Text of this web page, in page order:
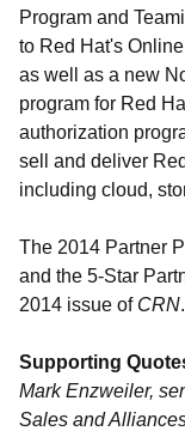
Program and
to Red Hat's
as well as a new
program for Red
authorization
sell and deliver
including cloud,
The 2014 Partner
and the 5-Star
2014 issue of CRN.
Supporting
Mark Enzweiler,
Sales and